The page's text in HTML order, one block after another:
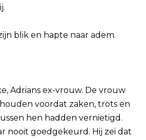
blik en hapte naar adem.
Adrians ex-vrouw. De vrouw
voordat zaken, trots en
hen hadden vernietigd.
nooit goedgekeurd. Hij zei dat